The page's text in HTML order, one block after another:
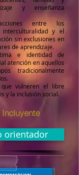
y enseñanza
entre los
y el
sin exclusiones en
de aprendizaje.
e identidad de
atención en aquellos
tradicionalmente
vulneren el libre
y la inclusión social.
orientador